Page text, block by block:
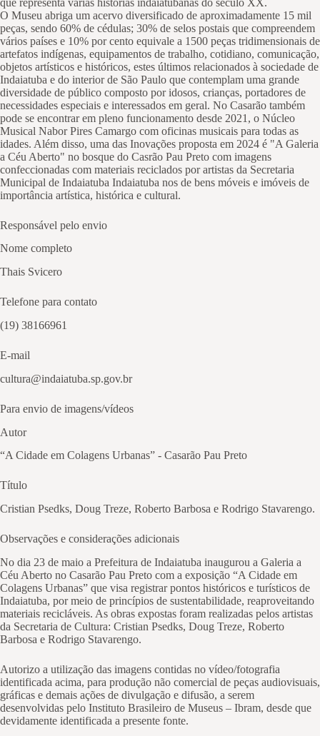
O Museu abriga um acervo diversificado de aproximadamente 15 mil
peças, sendo 60% de cédulas; 30% de selos postais que compreendem
vários países e 10% por cento equivale a 1500 peças tridimensionais de
artefatos indígenas, equipamentos de trabalho, cotidiano, comunicação,
objetos artísticos e históricos, estes últimos relacionados à sociedade de
Indaiatuba e do interior de São Paulo que contemplam uma grande
diversidade de público composto por idosos, crianças, portadores de
necessidades especiais e interessados em geral. No Casarão também
pode se encontrar em pleno funcionamento desde 2021, o Núcleo
Musical Nabor Pires Camargo com oficinas musicais para todas as
idades. Além disso, uma das Inovações proposta em 2024 é "A Galeria
a Céu Aberto" no bosque do Casrão Pau Preto com imagens
confeccionadas com materiais reciclados por artistas da Secretaria
Municipal de Indaiatuba Indaiatuba nos de bens móveis e imóveis de
importância artística, histórica e cultural.
Responsável pelo envio
Nome completo
Thais Svicero
Telefone para contato
(19) 38166961
E-mail
cultura@indaiatuba.sp.gov.br
Para envio de imagens/vídeos
Autor
“A Cidade em Colagens Urbanas” - Casarão Pau Preto
Título
Cristian Psedks, Doug Treze, Roberto Barbosa e Rodrigo Stavarengo.
Observações e considerações adicionais
No dia 23 de maio a Prefeitura de Indaiatuba inaugurou a Galeria a
Céu Aberto no Casarão Pau Preto com a exposição “A Cidade em
Colagens Urbanas” que visa registrar pontos históricos e turísticos de
Indaiatuba, por meio de princípios de sustentabilidade, reaproveitando
materiais recicláveis. As obras expostas foram realizadas pelos artistas
da Secretaria de Cultura: Cristian Psedks, Doug Treze, Roberto
Barbosa e Rodrigo Stavarengo.
Autorizo a utilização das imagens contidas no vídeo/fotografia
identificada acima, para produção não comercial de peças audiovisuais,
gráficas e demais ações de divulgação e difusão, a serem
desenvolvidas pelo Instituto Brasileiro de Museus – Ibram, desde que
devidamente identificada a presente fonte.